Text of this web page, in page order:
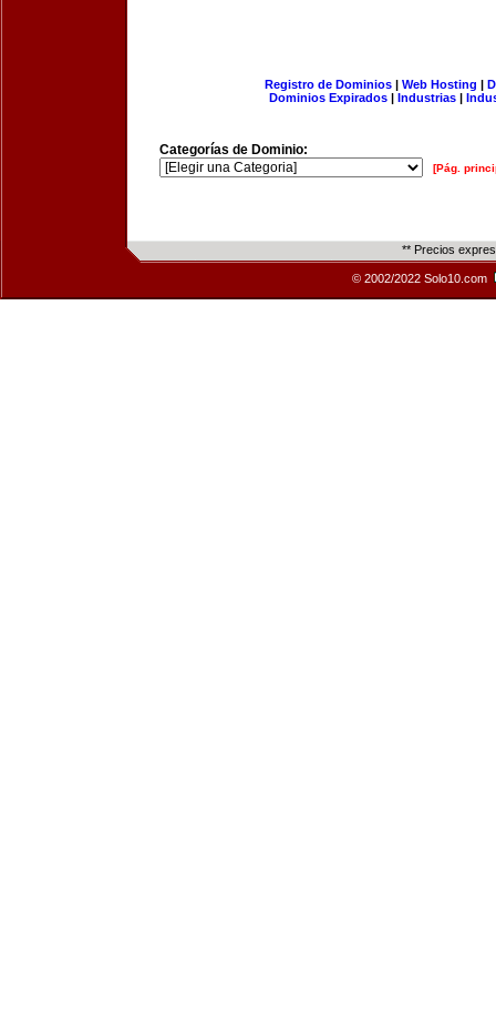
Registro de Dominios| Web Hosting |
Dominios Expirados | Industrias |
Categorías de Dominio:
[Pág.
** Precios
© 2002/2022 Solo10.com